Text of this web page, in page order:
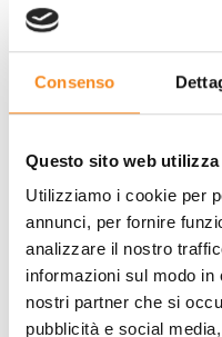
Consenso
Questo sito web
Utilizziamo i cookie per
annunci, per fornire
analizzare il nostro
informazioni sul modo
nostri partner che si
pubblicità e social
dedichiamo a ognuno
Competenza
delle auto merita una
unostudio costante :
giorno, nella nostra
anno dopo anno.
Reputazione